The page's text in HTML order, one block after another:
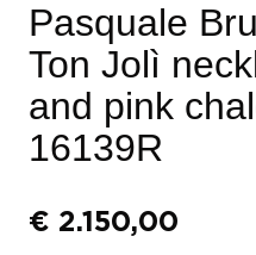
Pasquale
Ton Jolì
and pink
16139R
€ 2.150,00